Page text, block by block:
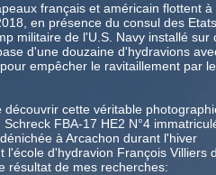
français et américain flottent à
en présence du consul des
militaire de l'U.S. Navy installé sur
d'une douzaine d'hydravions
empêcher le ravitaillement par
découvrir cette véritable
FBA-17 HE2 N°4
à Arcachon durant l'hiver
l'école d'hydravion François Villiers
résultat de mes recherches: